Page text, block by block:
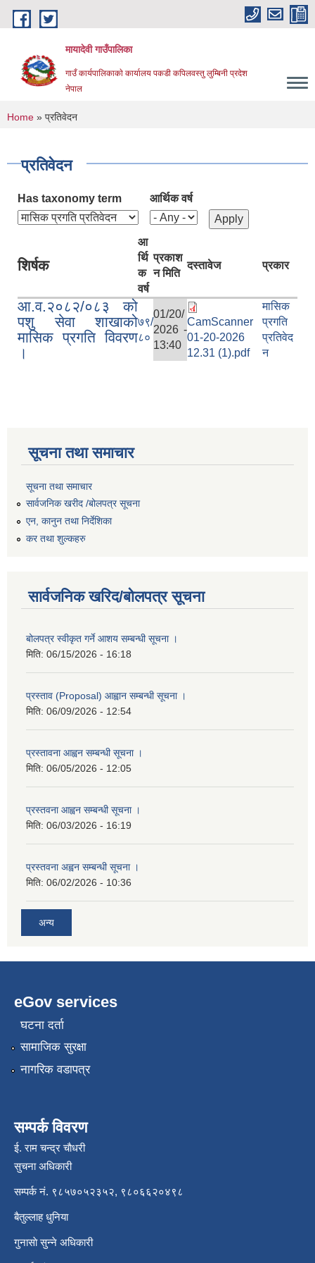
Skip to main content
मायादेवी गाउँपालिका
गाउँ कार्यपालिकाकाे कार्यालय पकडी कपिलवस्तु लुम्बिनी प्रदेश
नेपाल
You are here
Home » प्रतिवेदन
प्रतिवेदन
Has taxonomy term आर्थिक वर्ष
शिर्षक
आ
र्थि
क
वर्ष
प्रकाश
न मिति
दस्तावेज प्रकार
आ.व.२०८२/०८३ को
पशु सेवा शाखाको
मासिक प्रगति विवरण
।
७९/
८०
01/20/
2026 -
13:40
CamScanner
01-20-2026
12.31 (1).pdf
मासिक
प्रगति
प्रतिवेद
न
सूचना तथा समाचार
सूचना तथा समाचार
सार्वजनिक खरीद /बोलपत्र सूचना
एन, कानुन तथा निर्देशिका
कर तथा शुल्कहरु
सार्वजनिक खरिद/बोलपत्र सूचना
बोलपत्र स्वीकृत गर्ने आशय सम्बन्धी सूचना ।
मिति: 06/15/2026 - 16:18
प्रस्ताव (Proposal) आह्वान सम्बन्धी सूचना ।
मिति: 06/09/2026 - 12:54
प्रस्तावना आह्वन सम्बन्धी सूचना ।
मिति: 06/05/2026 - 12:05
प्रस्तवना आह्वन सम्बन्धी सूचना ।
मिति: 06/03/2026 - 16:19
प्रस्तवना अह्वन सम्बन्धी सूचना ।
मिति: 06/02/2026 - 10:36
अन्य
eGov services
घटना दर्ता
सामाजिक सुरक्षा
नागरिक वडापत्र
सम्पर्क विवरण
ई. राम चन्द्र चाैधरी
सुचना अधिकारी
सम्पर्क नं. ९८५७०५२३५२, ९८०६६२०४९८
बैतुल्लाह धुनिया
गुनासाे सुन्ने अधिकारी